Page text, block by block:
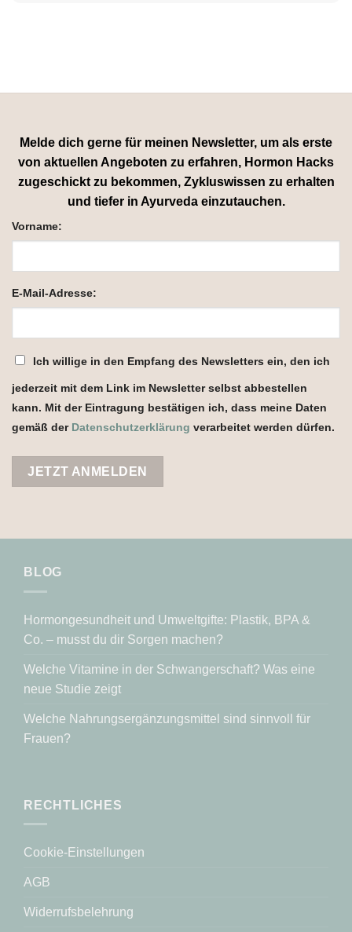
Melde dich gerne für meinen Newsletter, um als erste
von aktuellen Angeboten zu erfahren, Hormon Hacks
zugeschickt zu bekommen, Zykluswissen zu erhalten
und tiefer in Ayurveda einzutauchen.
Vorname:
E-Mail-Adresse:
Ich willige in den Empfang des Newsletters ein, den ich
jederzeit mit dem Link im Newsletter selbst abbestellen
kann. Mit der Eintragung bestätigen ich, dass meine Daten
gemäß der Datenschutzerklärung verarbeitet werden dürfen.
BLOG
Hormongesundheit und Umweltgifte: Plastik, BPA &
Co. – musst du dir Sorgen machen?
Welche Vitamine in der Schwangerschaft? Was eine
neue Studie zeigt
Welche Nahrungsergänzungsmittel sind sinnvoll für
Frauen?
RECHTLICHES
Cookie-Einstellungen
AGB
Widerrufsbelehrung